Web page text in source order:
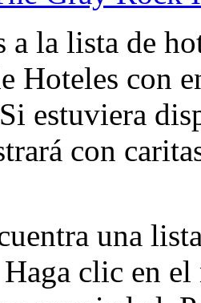
a la lista de
Hoteles con
estuviera
con
una
clic en